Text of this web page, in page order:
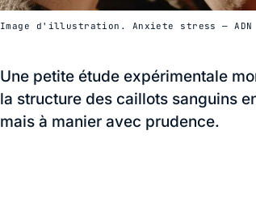
Image d'illustration. Anxiete stress — ADN
Une petite étude expérimentale
la structure des caillots sanguins
mais à manier avec prudence.